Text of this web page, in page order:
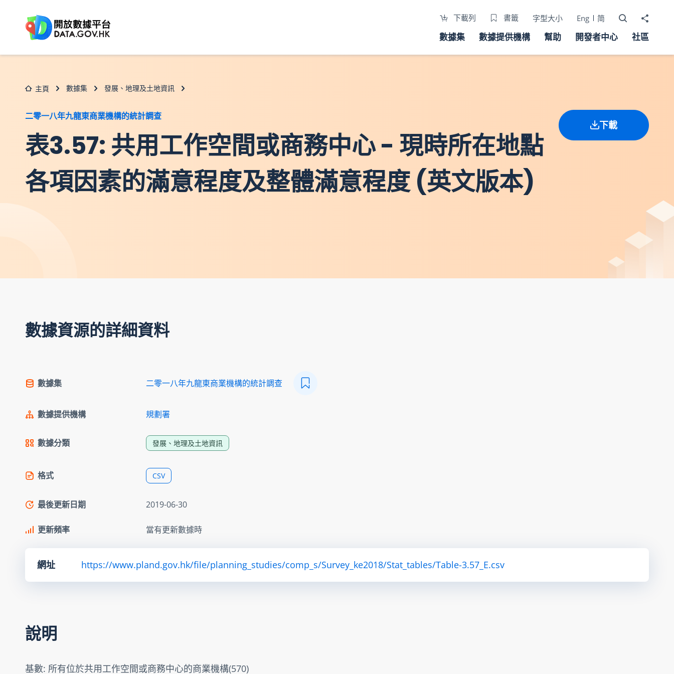
下載列 書籤 字型大小 Eng 简 打開搜尋器
分享至
數據集 數據提供機構 幫助 開發者中心 社區
主頁 數據集 發展、地理及土地資訊
二零一八年九龍東商業機構的統計調查
表3.57: 共用工作空間或商務中心 - 現時所在地點
各項因素的滿意程度及整體滿意程度 (英文版本)
下載
數據資源的詳細資料
數據集 二零一八年九龍東商業機構的統計調查
數據提供機構 規劃署
數據分類 發展、地理及土地資訊
格式 CSV
最後更新日期 2019-06-30
更新頻率 當有更新數據時
網址 https://www.pland.gov.hk/file/planning_studies/comp_s/Survey_ke2018/Stat_tables/Table-3.57_E.csv
說明
基數: 所有位於共用工作空間或商務中心的商業機構(570)